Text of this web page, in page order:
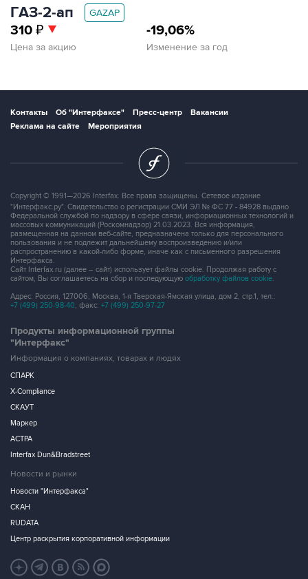
ГАЗ‑2‑ап GAZAP
310 ₽
Цена за акцию
-19,06%
Изменение за год
Контакты Об "Интерфаксе" Пресс-центр
Вакансии
Реклама на сайте
Мероприятия
Copyright © 1991—2026 Interfax. Все права защищены. Сетевое издание
"Интерфакс.ру". Свидетельство о регистрации СМИ ЭЛ № ФС 77 - 84928 выдано
Федеральной службой по надзору в сфере связи, информационных технологий и
массовых коммуникаций (Роскомнадзор) 21.03.2023. Вся информация,
размещенная на данном веб-сайте, предназначена только для персонального
пользования и не подлежит дальнейшему воспроизведению и/или
распространению в какой-либо форме, иначе как с письменного разрешения
Интерфакса.
Сайт Interfax.ru (далее – сайт) использует файлы cookie. Продолжая работу с
сайтом, Вы соглашаетесь на сбор и последующую обработку файлов cookie.
Адрес: Россия, 127006, Москва, 1-я Тверская-Ямская улица, дом 2, стр.1, тел.:
+7 (499) 250-98-40, факс: +7 (499) 250-97-27
Продукты информационной группы
"Интерфакс"
Информация о компаниях, товарах и людях
СПАРК
X-Compliance
СКАУТ
Маркер
АСТРА
Interfax Dun&Bradstreet
Новости и рынки
Новости "Интерфакса"
СКАН
RUDATA
Центр раскрытия корпоративной информации